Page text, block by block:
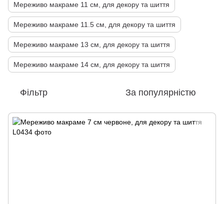
Мереживо макраме 11 см, для декору та шиття
Мереживо макраме 11.5 см, для декору та шиття
Мереживо макраме 13 см, для декору та шиття
Мереживо макраме 14 см, для декору та шиття
Фільтр За популярністю